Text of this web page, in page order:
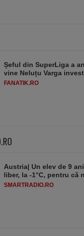
Șeful din SuperLiga a
vine Neluțu Varga
FANATIK.RO
Austria| Un elev de 9
liber, la -1°C, pentru că
SMARTRADIO.RO